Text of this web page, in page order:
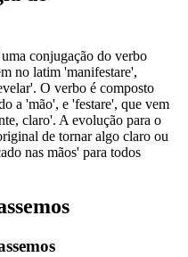
conjugação do verbo
no latim 'manifestare',
O verbo é composto
a 'mão', e 'festare', que vem
claro'. A evolução para o
de tornar algo claro ou
nas mãos' para todos